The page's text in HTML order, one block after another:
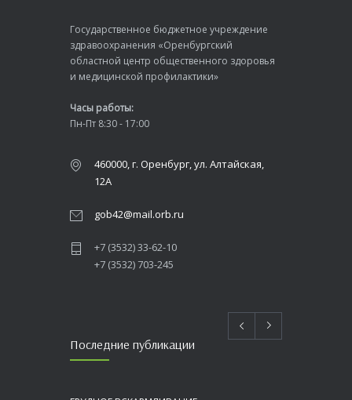
Государственное бюджетное учреждение
здравоохранения «Оренбургский
областной центр общественного здоровья
и медицинской профилактики»
Часы работы:
Пн-Пт 8:30 - 17:00
460000, г. Оренбург, ул. Алтайская,
12А
gob42@mail.orb.ru
+7 (3532) 33-62-10
+7 (3532) 703-245
Последние публикации